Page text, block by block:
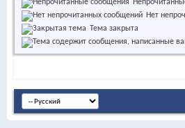
Нет
Тема закрыта